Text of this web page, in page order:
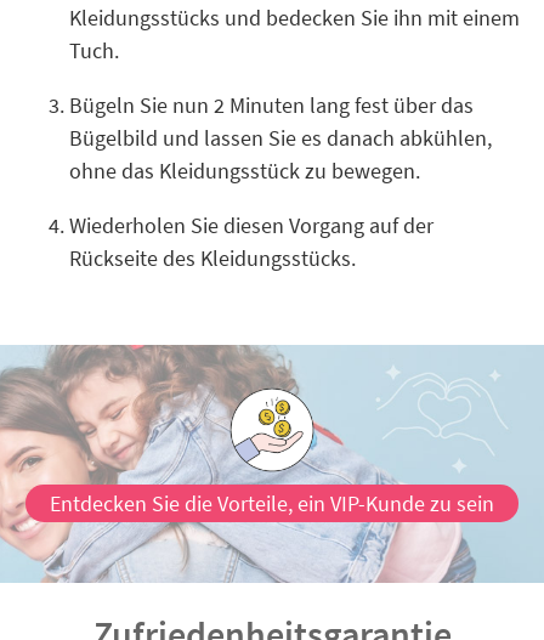
Kleidungsstücks und bedecken Sie ihn mit einem
Tuch.
Bügeln Sie nun 2 Minuten lang fest über das
Bügelbild und lassen Sie es danach abkühlen,
ohne das Kleidungsstück zu bewegen.
Wiederholen Sie diesen Vorgang auf der
Rückseite des Kleidungsstücks.
Entdecken Sie die Vorteile, ein VIP-Kunde zu sein